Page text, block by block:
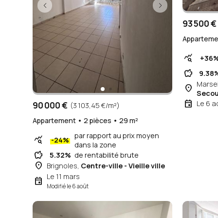
90 000 € (3 103,45 €/m²)
Appartement • 2 pièces • 29 m²
query_stats -24% par rapport au prix moyen
dans la zone
savings 5.32% de rentabilité brute
place Brignoles, Centre-ville - Vieille ville
event Le 11 mars
Modifié le 6 août
93 500 €
query_stats
savings
place
event Le 6